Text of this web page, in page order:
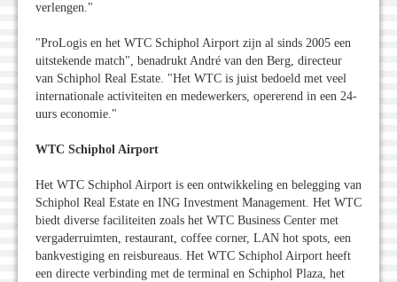
verlengen."
"ProLogis en het WTC Schiphol Airport zijn al sinds 2005 een
uitstekende match", benadrukt André van den Berg, directeur
van Schiphol Real Estate. "Het WTC is juist bedoeld met veel
internationale activiteiten en medewerkers, opererend in een 24-
uurs economie."
WTC Schiphol Airport
Het WTC Schiphol Airport is een ontwikkeling en belegging van
Schiphol Real Estate en ING Investment Management. Het WTC
biedt diverse faciliteiten zoals het WTC Business Center met
vergaderruimten, restaurant, coffee corner, LAN hot spots, een
bankvestiging en reisbureaus. Het WTC Schiphol Airport heeft
een directe verbinding met de terminal en Schiphol Plaza, het